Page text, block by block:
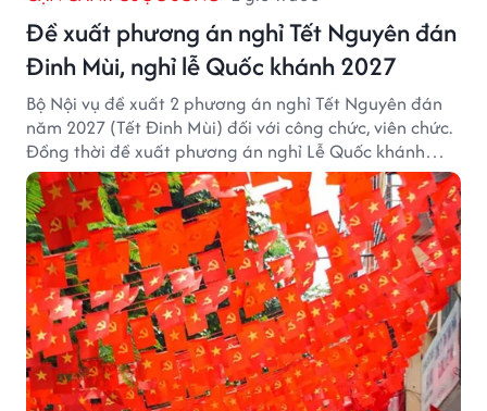
Đề xuất phương án nghỉ Tết Nguyên đán
Đinh Mùi, nghỉ lễ Quốc khánh 2027
Bộ Nội vụ đề xuất 2 phương án nghỉ Tết Nguyên đán
năm 2027 (Tết Đinh Mùi) đối với công chức, viên chức.
Đồng thời đề xuất phương án nghỉ Lễ Quốc khánh
năm 2027 với 4 ngày nghỉ liên tục.